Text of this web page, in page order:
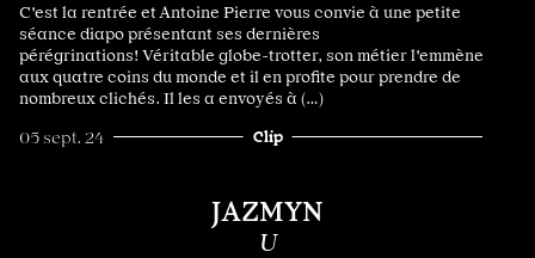
C'est la rentrée et Antoine Pierre vous convie à une petite
séance diapo présentant ses dernières
pérégrinations! Véritable globe-trotter, son métier l'emmène
aux quatre coins du monde et il en profite pour prendre de
nombreux clichés. Il les a envoyés à (…)
05 sept. 24 Clip
JAZMYN
U